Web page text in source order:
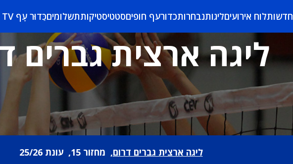
חדשותלוח אירועיםליגותנבחרותכדורעף חופיםסטטיסטיקותתשלומיםכַּדוּר עָף TV
ליגה ארצית גברים
ליגה ארצית גברים דרום, מחזור 15, עונת 25/26